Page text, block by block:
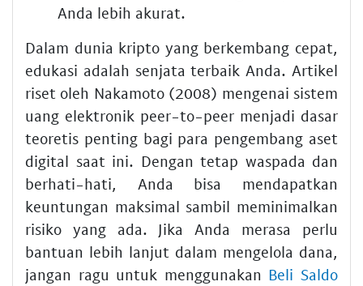
Anda lebih akurat.
Dalam dunia kripto yang berkembang cepat,
edukasi adalah senjata terbaik Anda. Artikel
riset oleh Nakamoto (2008) mengenai sistem
uang elektronik peer-to-peer menjadi dasar
teoretis penting bagi para pengembang aset
digital saat ini. Dengan tetap waspada dan
berhati-hati, Anda bisa mendapatkan
keuntungan maksimal sambil meminimalkan
risiko yang ada. Jika Anda merasa perlu
bantuan lebih lanjut dalam mengelola dana,
jangan ragu untuk menggunakan Beli Saldo